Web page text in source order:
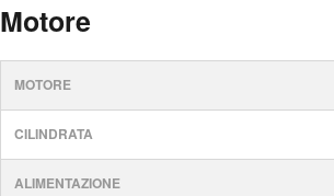
Motore
MOTORE
CILINDRATA
ALIMENTAZIONE